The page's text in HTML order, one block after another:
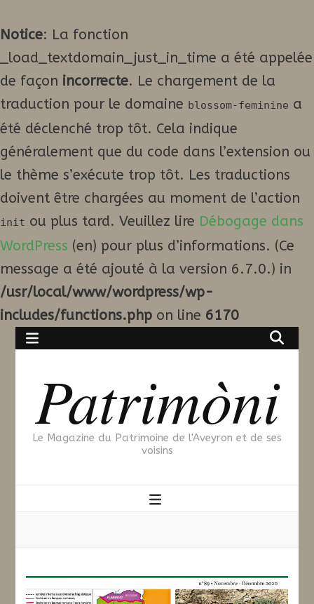
Notice: La fonction
_load_textdomain_just_in_time a été appelée
de façon incorrecte. Le chargement de la
traduction pour le domaine blossom-feminine a
été déclenché trop tôt. Cela indique
généralement que du code dans l’extension ou
le thème s’exécute trop tôt. Les traductions
doivent être chargées au moment de l’action
init ou plus tard. Veuillez lire Débogage dans
WordPress (en) pour plus d’informations. (Ce
message a été ajouté à la version 6.7.0.) in
/usr/local/www/wordpress/wp-
includes/functions.php on line 6170
Patrimòni
Le Magazine du Patrimoine de l'Aveyron et de ses
voisins